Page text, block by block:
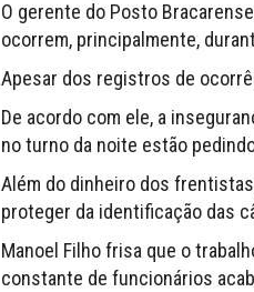
O gerente do Posto
ocorrem, principalmente,
Apesar dos registros de
De acordo com ele, a
no turno da noite estão
Além do dinheiro dos
proteger da identificação das
Manoel Filho frisa que o
constante de funcionários